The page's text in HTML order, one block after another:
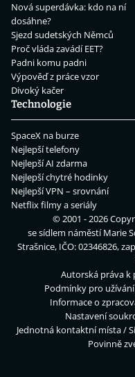
Nová superdávka: kdo na ní
dosáhne?
Sjezd sudetských Němců
Proč vláda zavádí EET?
Padni komu padni
Výpověď z práce vzor
Divoký kačer
Technologie
SpaceX na burze
Nejlepší telefony
Nejlepší AI zdarma
Nejlepší chytré hodinky
Nejlepší VPN – srovnání
Netflix filmy a seriály
© 2001 - 2026
se sídlem náměstí Marie
Strašnice, IČO: 02346826,
Autorská práva
Podmínky pro
Informace o
Nastavení
Jednotná kontaktní místa /
Povinně